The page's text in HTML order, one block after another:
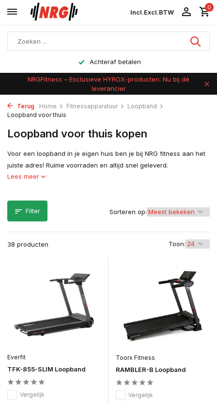
Incl.Excl.BTW
0
Achteraf betalen
NRGFitness – Exclusieve HYROX-producten: Nu bij dé
leverancier
Terug Home Fitnessapparatuur
Loopband
Loopband voor thuis
Loopband voor thuis kopen
Voor een loopband in je eigen huis ben je bij NRG fitness aan het
juiste adres! Ruime voorraden en altijd snel geleverd.
Lees meer
Filter
38 producten Toon:
Sorteren op:
Everfit
TFK-855-SLIM Loopband
Vergelijk
Toorx Fitness
RAMBLER-B Loopband
Vergelijk